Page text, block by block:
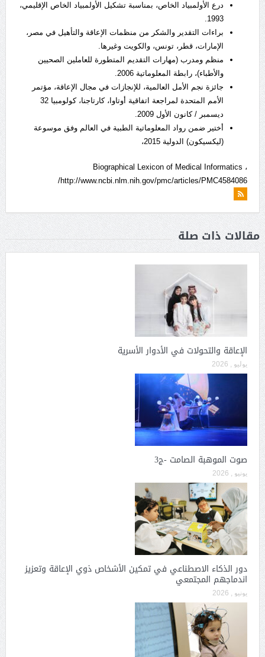
درع الأولمبياد الخاص، بمناسبة تشكيل الأولمبياد الخاص الإقليمي،
1993.
براءات التقدير والشكر من منظمات الإعاقة والتأهيل في مصر،
الإمارات، قطر، تونس، والكويت وغيرها.
منظم ومدرب (مهارات التقديم المتطورة للعاملين الصحيين
والأطباء)، رابطة المعلوماتية 2006.
جائزة نجم الأمل العالمية، للإنجازات في مجال الإعاقة، مؤتمر
الأمم المتحدة لمراجعة اتفاقية أوتاوا، كارتاجنا، كولومبيا 32
ديسمبر / كانون الأول 2009.
أختير ضمن رواد المعلوماتية الطبية في العالم وفق موسوعة
(ليكسيكون) الدولية 2015،
Biographical Lexicon of Medical Informatics ،
http://www.ncbi.nlm.nih.gov/pmc/articles/PMC4584086/
مقالات ذات صلة
الإعاقة والتحولات في الأدوار الأسرية
يوليو , 2026
صوت الموهبة الصامت -ج3
يونيو , 2026
دور الذكاء الاصطناعي في تمكين الأشخاص ذوي الإعاقة وتعزيز
اندماجهم المجتمعي
يونيو , 2026